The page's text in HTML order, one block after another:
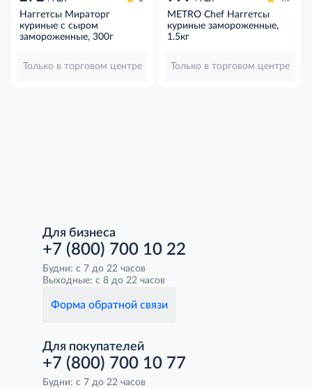
Наггетсы Мираторг
куриные с сыром
замороженные, 300г
Только в торговом центре
METRO Chef Наггетсы
куриные замороженные,
1.5кг
Только в торговом центре
Для бизнеса
+7 (800) 700 10 22
Будни: с 7 до 22 часов
Выходные: с 8 до 22 часов
Форма обратной связи
Для покупателей
+7 (800) 700 10 77
Будни: с 7 до 22 часов